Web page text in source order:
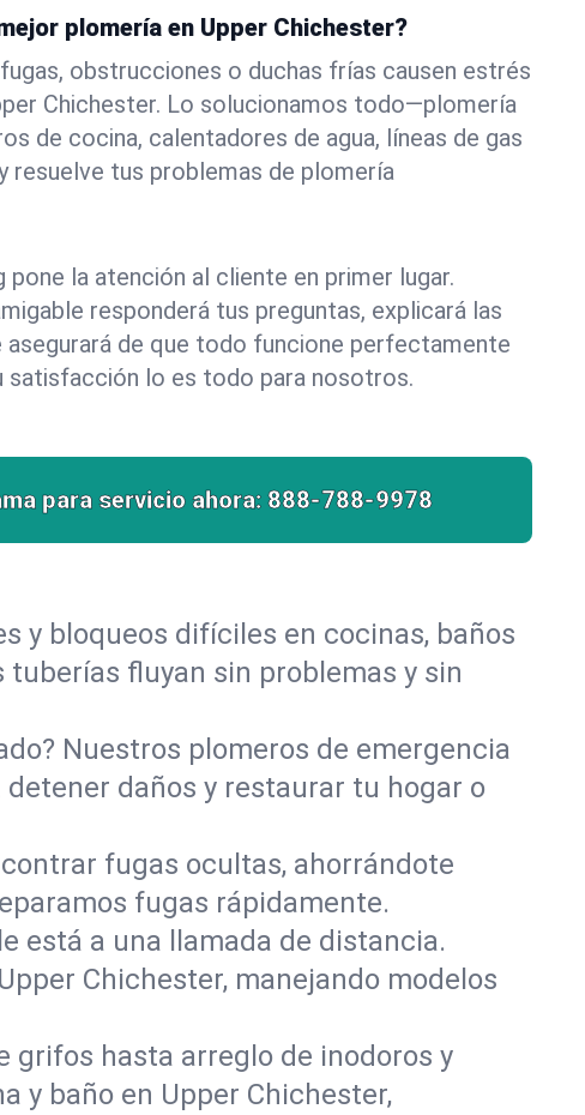
plomería en Upper Chichester?
obstrucciones o duchas frías causen estrés
Chichester. Lo solucionamos todo—plomería
de cocina, calentadores de agua, líneas de gas
resuelve tus problemas de plomería
pone la atención al cliente en primer lugar.
responderá tus preguntas, explicará las
asegurará de que todo funcione perfectamente
satisfacción lo es todo para nosotros.
para servicio ahora: 888-788-9978
y bloqueos difíciles en cocinas, baños
fluyan sin problemas y sin
Nuestros plomeros de emergencia
daños y restaurar tu hogar o
fugas ocultas, ahorrándote
fugas rápidamente.
está a una llamada de distancia.
Chichester, manejando modelos
grifos hasta arreglo de inodoros y
y baño en Upper Chichester,